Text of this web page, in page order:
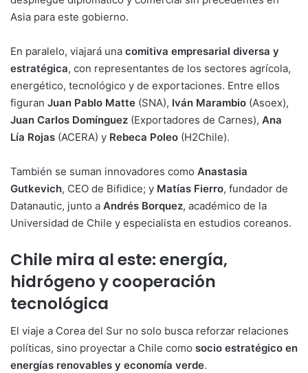
Asia para este gobierno.
En paralelo, viajará una comitiva empresarial diversa y
estratégica, con representantes de los sectores agrícola,
energético, tecnológico y de exportaciones. Entre ellos
figuran Juan Pablo Matte (SNA), Iván Marambio (Asoex),
Juan Carlos Domínguez (Exportadores de Carnes), Ana
Lía Rojas (ACERA) y Rebeca Poleo (H2Chile).
También se suman innovadores como Anastasia
Gutkevich, CEO de Bifidice; y Matías Fierro, fundador de
Datanautic, junto a Andrés Borquez, académico de la
Universidad de Chile y especialista en estudios coreanos.
Chile mira al este: energía,
hidrógeno y cooperación
tecnológica
El viaje a Corea del Sur no solo busca reforzar relaciones
políticas, sino proyectar a Chile como socio estratégico en
energías renovables y economía verde.